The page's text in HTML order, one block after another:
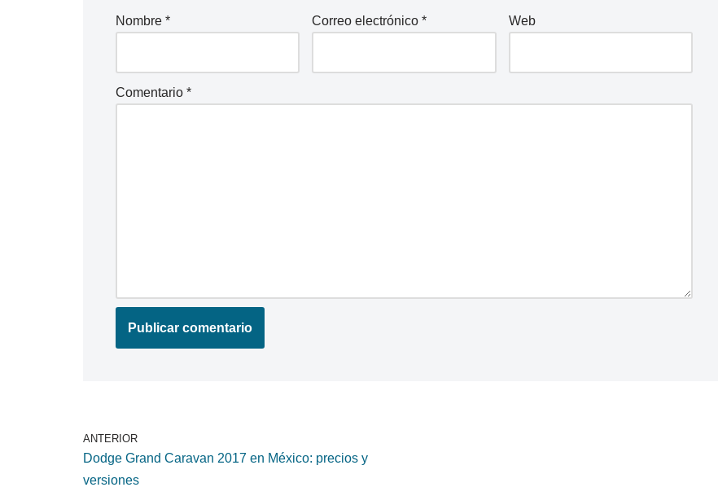
Nombre * Correo electrónico* Web
Comentario *
ANTERIOR
Dodge Grand Caravan 2017 en México: precios y
versiones